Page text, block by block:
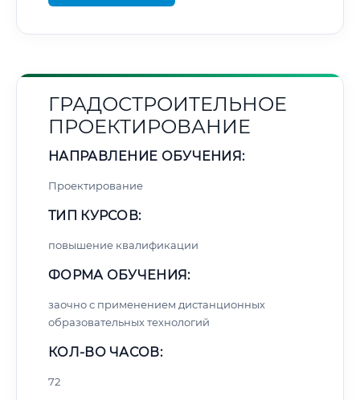
ГРАДОСТРОИТЕЛЬНОЕ
ПРОЕКТИРОВАНИЕ
НАПРАВЛЕНИЕ ОБУЧЕНИЯ:
Проектирование
ТИП КУРСОВ:
повышение квалификации
ФОРМА ОБУЧЕНИЯ:
заочно с применением дистанционных
образовательных технологий
КОЛ-ВО ЧАСОВ:
72